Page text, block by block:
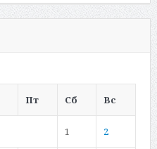
Пт Сб Вс
1 2